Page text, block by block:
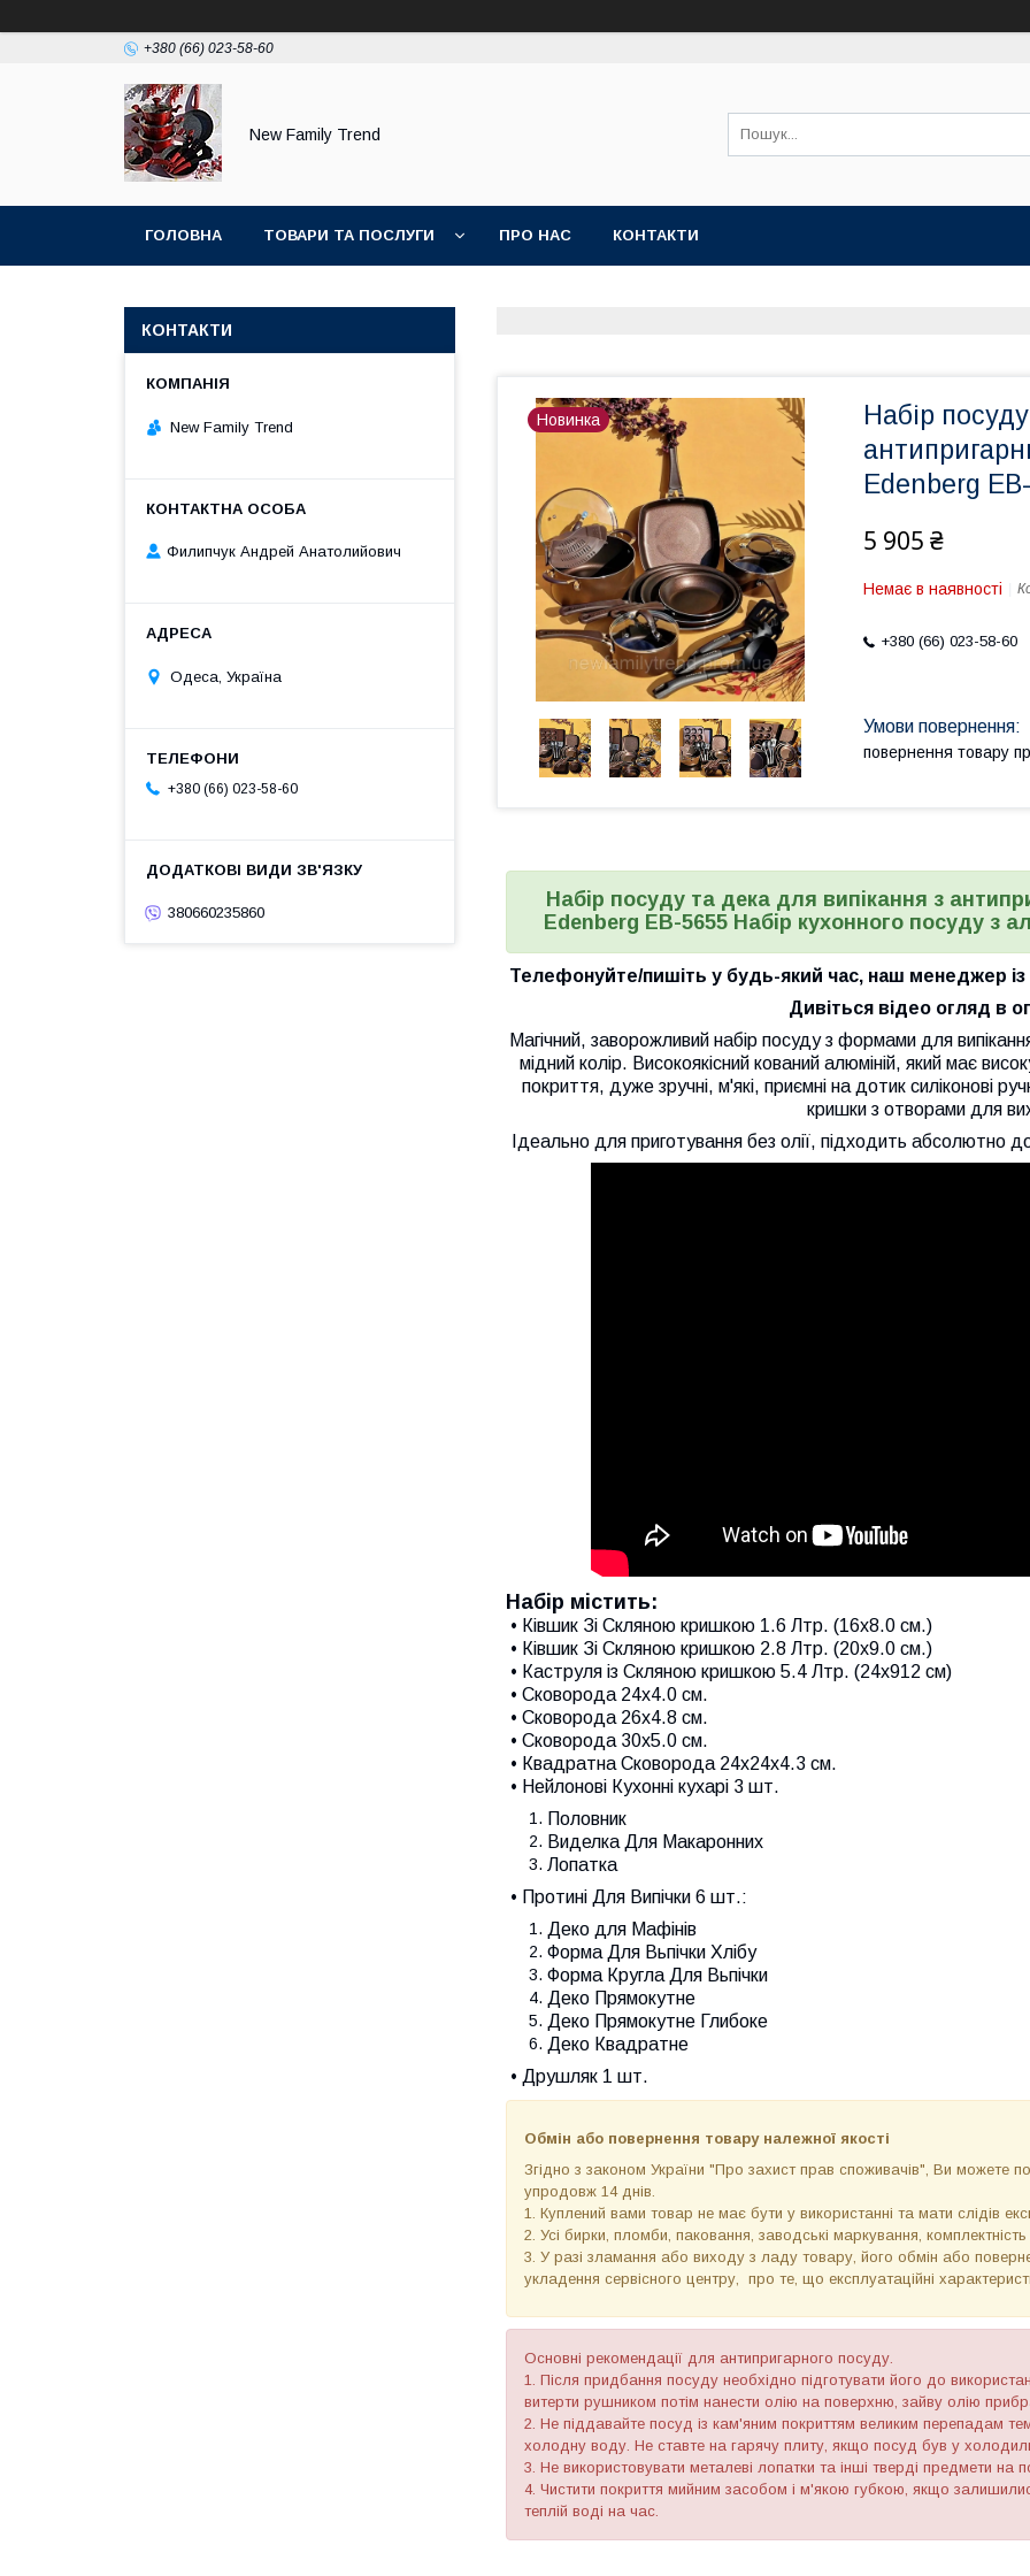
+380 (66) 023-58-60
New Family Trend
ГОЛОВНА ТОВАРИ ТА ПОСЛУГИ ПРО НАС КОНТАКТИ
Новинка
Набір
Edenberg
5 905 ₴
Немає в наявності
+380 (66) 023-58-60
повернення товару
Набір посуду та дека для випікання з
Edenberg EB-5655 Набір кухонного посуду з
Телефонуйте/пишіть у будь-який час, наш менеджер із
Дивіться відео огляд в
Магічний, заворожливий набір посуду з формами для
мідний колір. Високоякісний кований алюміній, який має
покриття, дуже зручні, м'які, приємні на дотик силіконові
кришки з отворами для
Ідеально для приготування без олії, підходить абсолютно
Набір містить:
• Ківшик Зі Скляною кришкою 1.6 Лтр. (16x8.0 см.)
• Ківшик Зі Скляною кришкою 2.8 Лтр. (20x9.0 см.)
• Каструля із Скляною кришкою 5.4 Лтр. (24x912 см)
• Сковорода 24x4.0 см.
• Сковорода 26x4.8 см.
• Сковорода 30x5.0 см.
• Квадратна Сковорода 24x24x4.3 см.
• Нейлонові Кухонні кухарі 3 шт.
Половник
Виделка Для Макаронних
Лопатка
• Протині Для Випічки 6 шт.:
Деко для Мафінів
Форма Для Вьпічки Хлібу
Форма Кругла Для Вьпічки
Деко Прямокутне
Деко Прямокутне Глибоке
Деко Квадратне
• Друшляк 1 шт.
Обмін або повернення товару належної якості
Згідно з законом України "Про захист прав споживачів", Ви можете
упродовж 14 днів.
1. Куплений вами товар не має бути у використанні та мати слідів
2. Усі бирки, пломби, паковання, заводські маркування,
3. У разі зламання або виходу з ладу товару, його обмін або
укладення сервісного центру, про те, що експлуатаційні
Основні рекомендації для антипригарного посуду.
1. Після придбання посуду необхідно підготувати його до
витерти рушником потім нанести олію на поверхню, зайву олію
2. Не піддавайте посуд із кам'яним покриттям великим перепадам
холодну воду. Не ставте на гарячу плиту, якщо посуд був у
3. Не використовувати металеві лопатки та інші тверді предмети на
4. Чистити покриття мийним засобом і м'якою губкою, якщо
теплій воді на час.
КОНТАКТИ
New Family Trend
Филипчук Андрей Анатолийович
Одеса, Україна
+380 (66) 023-58-60
380660235860